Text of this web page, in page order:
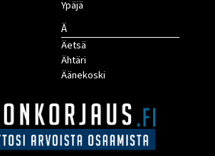
Ypäjä
Ä
Äetsä
Ähtäri
Äänekoski